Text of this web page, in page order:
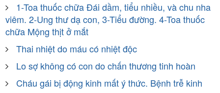
1-Toa thuốc chữa Đái dầm, tiểu nhiều, và chu nha
viêm. 2-Ung thư dạ con, 3-Tiểu đường. 4-Toa thuốc
chữa Mộng thịt ở mắt
Thai nhiệt do máu có nhiệt độc
Lo sợ không có con do chấn thương tinh hoàn
Cháu gái bị động kinh mất ý thức. Bệnh trễ kinh